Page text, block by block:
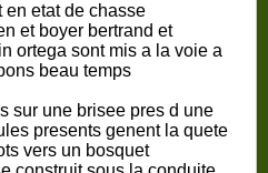
en etat de chasse
et boyer bertrand et
ortega sont mis a la voie a
beau temps
sur une brisee pres d une
presents genent la quete
vers un bosquet